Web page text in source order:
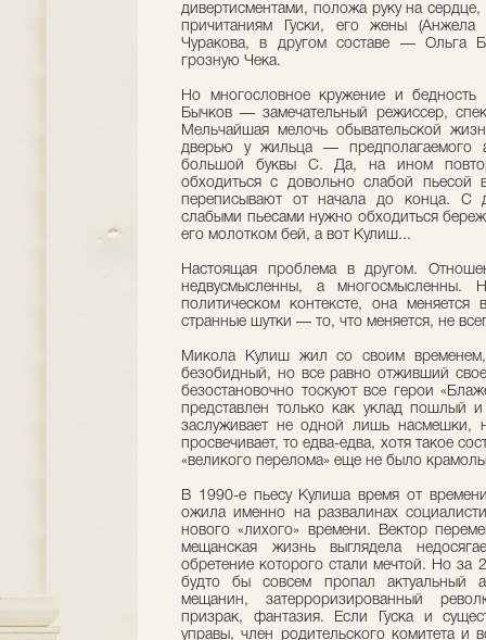
дивертисментами, положа руку на
причитаниям Гуски, его жены
Чуракова, в другом составе — Ольга
грозную Чека.
Но многословное кружение и
Бычков — замечательный режиссер,
Мельчайшая мелочь обывательской
дверью у жильца — предполагаемого
большой буквы С. Да, на ином
обходиться с довольно слабой
переписывают от начала до конца. С
слабыми пьесами нужно обходиться
его молотком бей, а вот Кулиш...
Настоящая проблема в другом.
недвусмысленны, а многосмысленны.
политическом контексте, она
странные шутки — то, что меняется, не
Микола Кулиш жил со своим
безобидный, но все равно отживший
безостановочно тоскуют все герои
представлен только как уклад пошлый
заслуживает не одной лишь насмешки,
просвечивает, то едва-едва, хотя такое
«великого перелома» еще не было
В 1990-е пьесу Кулиша время от
ожила именно на развалинах
нового «лихого» времени. Вектор
мещанская жизнь выглядела
обретение которого стали мечтой. Но за
будто бы совсем пропал актуальный
мещанин, затерроризированный
призрак, фантазия. Если Гуска и
управы, член родительского комитета и